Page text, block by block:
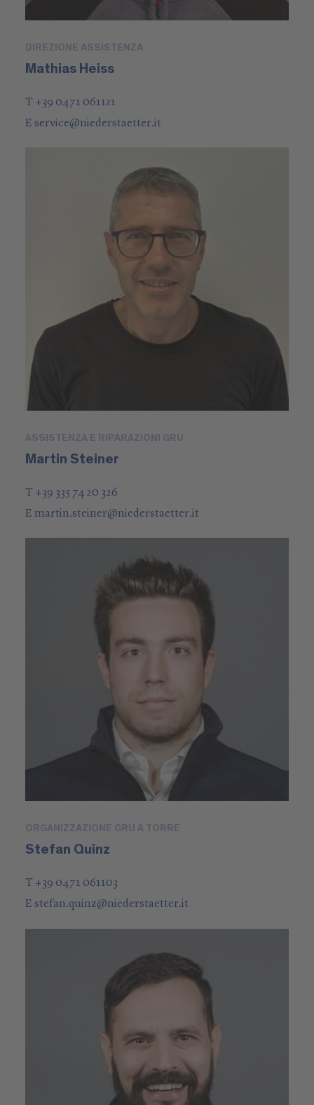
DIREZIONE ASSISTENZA
Mathias Heiss
T +39 0471 061121
Eservice@niederstaetter.it
ASSISTENZA E RIPARAZIONI GRU
Martin Steiner
T +39 335 74 20 326
E martin.steiner@niederstaetter.it
ORGANIZZAZIONE GRU A TORRE
Stefan Quinz
T +39 0471 061103
Estefan.quinz@niederstaetter.it